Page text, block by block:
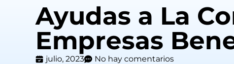
Ayudas a La
Empresas
julio, 2023 No hay comentarios